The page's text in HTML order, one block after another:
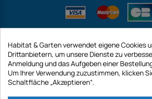
International
Habitat & Garten verwendet eigene Cookies
Drittanbietern, um unsere Dienste zu
Anmeldung und das Aufgeben einer
Um Ihrer Verwendung zuzustimmen, klicken
Schaltfläche „Akzeptieren“.